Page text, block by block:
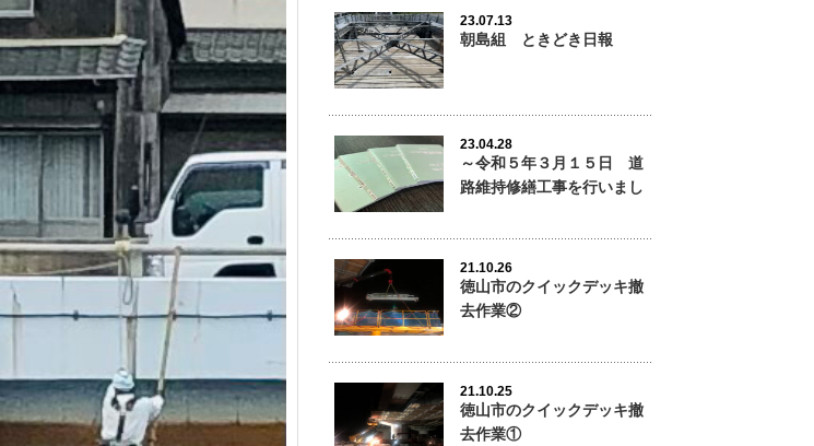
23.07.13
朝島組 ときどき日報
23.04.28
～令和５年３月１５日 道
路維持修繕工事を行いまし
21.10.26
徳山市のクイックデッキ撤
去作業②
21.10.25
徳山市のクイックデッキ撤
去作業①